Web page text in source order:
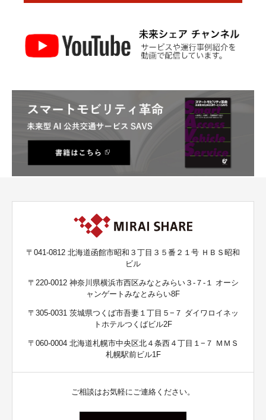
〒041-0812 北海道函館市昭和３丁目３５番２１号 ＨＢＳ昭和
ビル
〒220-0012 神奈川県横浜市西区みなとみらい３-７-１ オーシ
ャンゲートみなとみらい8F
〒305-0031 茨城県つくば市吾妻１丁目５−７ ダイワロイネッ
トホテルつくばビル2F
〒060-0004 北海道札幌市中央区北４条西４丁目１−７ ＭＭＳ
札幌駅前ビル1F
ご相談はお気軽にご連絡ください。